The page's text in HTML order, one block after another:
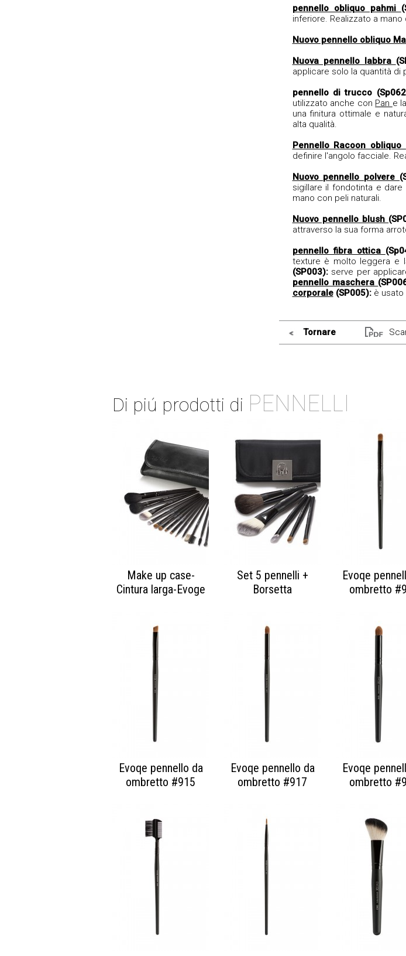
pennello obliquo pahmi
inferiore. Realizzato a
Nuovo pennello obliquo
Nuova pennello labbra
applicare solo la quantità di
pennello di trucco
utilizzato anche con Pan e la
una finitura ottimale e
alta qualità.
Pennello Racoon obliquo
definire l'angolo facciale.
Nuovo pennello polvere
sigillare il fondotinta e dare
mano con peli naturali.
Nuovo pennello blush
attraverso la sua forma
pennello fibra ottica
texture è molto leggera e
(SP003): serve per
pennello maschera
corporale(SP005): è
Tornare
Di piú prodotti di PENNELLI
Make up case-
Cintura larga-Evoge
Set 5 pennelli +
Borsetta
Evoqe
ombretto
Evoqe pennello da
ombretto #915
Evoqe pennello da
ombretto #917
Evoqe
ombretto